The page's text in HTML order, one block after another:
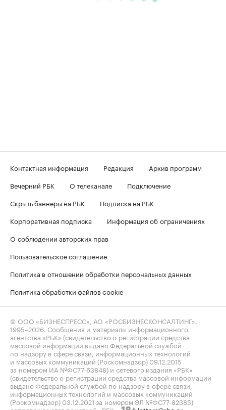
Контактная информация Редакция
Архив программ
Вечерний РБК
О телеканале
Подключение
Скрыть баннеры на РБК
Подписка на РБК
Корпоративная подписка
Информация об ограничениях
О соблюдении авторских прав
Пользовательское соглашение
Политика в отношении обработки персональных данных
Политика обработки файлов cookie
© ООО «БИЗНЕСПРЕСС», АО «РОСБИЗНЕСКОНСАЛТИНГ»,
1995–2026 . Сообщения и материалы информационного
агентства «РБК» (свидетельство о регистрации средства
массовой информации выдано Федеральной службой
по надзору в сфере связи, информационных технологий
и массовых коммуникаций (Роскомнадзор) 09.12.2015
за номером ИА №ФС77-63848) и сетевого издания «РБК»
(свидетельство о регистрации средства массовой информации
выдано Федеральной службой по надзору в сфере связи,
информационных технологий и массовых коммуникаций
(Роскомнадзор) 03.12.2021 за номером ЭЛ №ФС77-82385)